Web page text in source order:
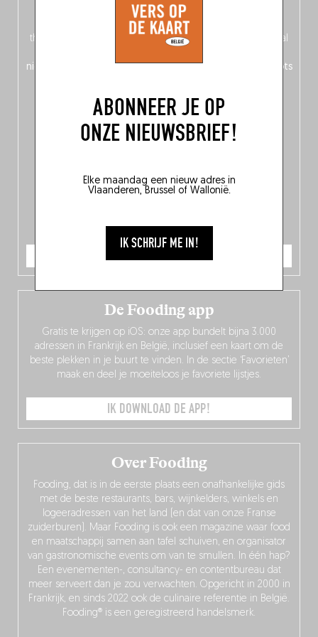
ABONNEER JE OP
ONZE NIEUWSBRIEF!
Elke maandag een nieuw adres in
Vlaanderen, Brussel of Wallonië.
IK SCHRIJF ME IN!
op de voorkant, Nederlands op de achterkant – of is het
omgekeerd?) vind je eenmagazinegedeelte
thema ‘Nord-Zuid’, waarin Fooding zich afvraagt: welke taal
nieuwe adressen
10 bekroonde hotspots
IK BESTEL
Over Fooding
Fooding, dat is in de eerste plaats een onafhankelijke gids
met de beste restaurants, bars, wijnkelders, winkels en
logeeradressen van het land (en dat van onze Franse
zuiderburen). Maar Fooding is ook een magazine waar food
en maatschappij samen aan tafel schuiven, en organisator
van gastronomische events om van te smullen. In één hap?
Een evenementen-, consultancy- en contentbureau dat
meer serveert dan je zou verwachten. Opgericht in 2000 in
Frankrijk, en sinds 2022 ook de culinaire referentie in België.
Fooding® is een geregistreerd handelsmerk.
De Fooding app
Gratis te krijgen op iOS: onze app bundelt bijna 3.000
adressen in Frankrijk en België, inclusief een kaart om de
beste plekken in je buurt te vinden. In de sectie ‘Favorieten’
maak en deel je moeiteloos je favoriete lijstjes.
IK DOWNLOAD DE APP!